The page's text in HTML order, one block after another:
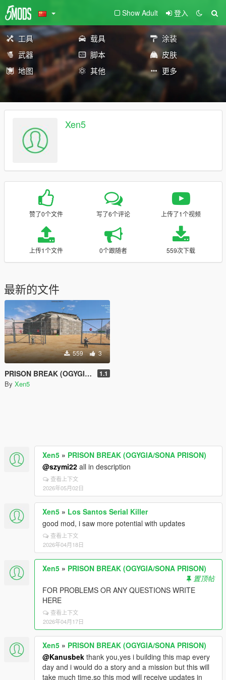
Show Adult 登入
工具 载具
涂装
武器
脚本
皮肤
地图
其他 更多
Xen5
赞了0个文件 写了6个评论 上传了1个视频
上传1个文件 0个跟随者 559次下载
最新的文件
559 3
PRISON BREAK (OGYGIA/SONA PRISON) 1.1
By Xen5
Xen5 » PRISON BREAK (OGYGIA/SONA PRISON)
@szymi22 all in description
查看上下文
2026年05月02日
Xen5 » Los Santos Serial Killer
good mod, i saw more potential with updates
查看上下文
2026年04月18日
Xen5 » PRISON BREAK (OGYGIA/SONA PRISON)
置顶帖
FOR PROBLEMS OR ANY QUESTIONS WRITE
HERE
查看上下文
2026年04月17日
Xen5 » PRISON BREAK (OGYGIA/SONA PRISON)
@Kanusbek thank you,yes i building this map every
day and i would do a story and a mission but this will
take much time,so this mod will receive updates in